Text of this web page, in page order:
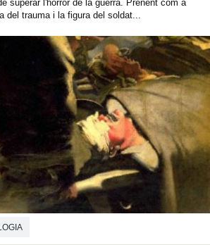
superar l'horror de la guerra. Prenent com a
del trauma i la figura del soldat...